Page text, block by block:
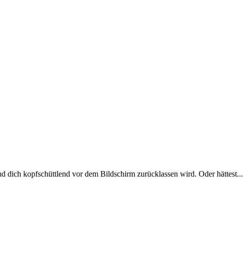
dich kopfschüttlend vor dem Bildschirm zurücklassen wird. Oder hättest...